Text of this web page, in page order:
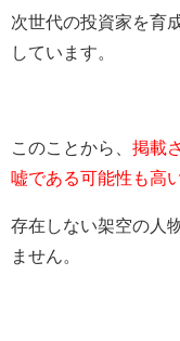
次世代の投資家を育
しています。
このことから、 掲載
嘘である可能性も高
存在しない架空の人
ません。